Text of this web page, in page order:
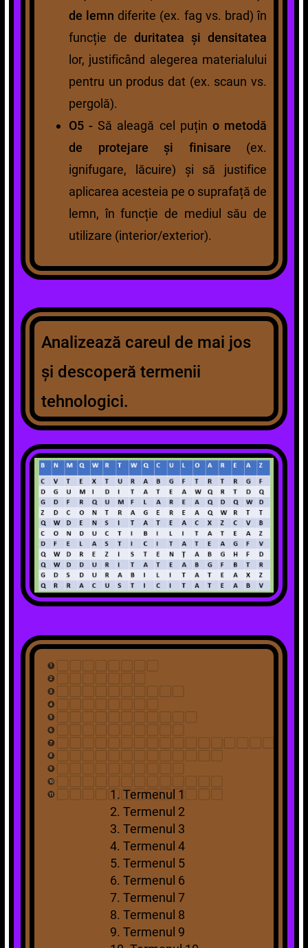
de lemn diferite (ex. fag vs. brad) în
funcție de duritatea și densitatea
lor, justificând alegerea materialului
pentru un produs dat (ex. scaun vs.
pergolă).
O5 -Să aleagă cel puțin o metodă
de protejare și finisare (ex.
ignifugare, lăcuire) și să justifice
aplicarea acesteia pe o suprafață de
lemn, în funcție de mediul său de
utilizare (interior/exterior).
Analizează careul de mai jos
și descoperă termenii
tehnologici.
1
2
3
4
5
6
7
8
9
10
11
1. Termenul 1
2. Termenul 2
3. Termenul 3
4. Termenul 4
5. Termenul 5
6. Termenul 6
7. Termenul 7
8. Termenul 8
9. Termenul 9